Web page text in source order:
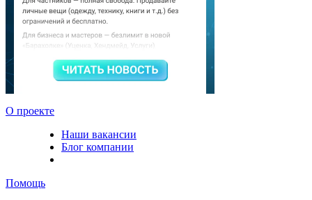
О проекте
Наши вакансии
Блог компании
Помощь